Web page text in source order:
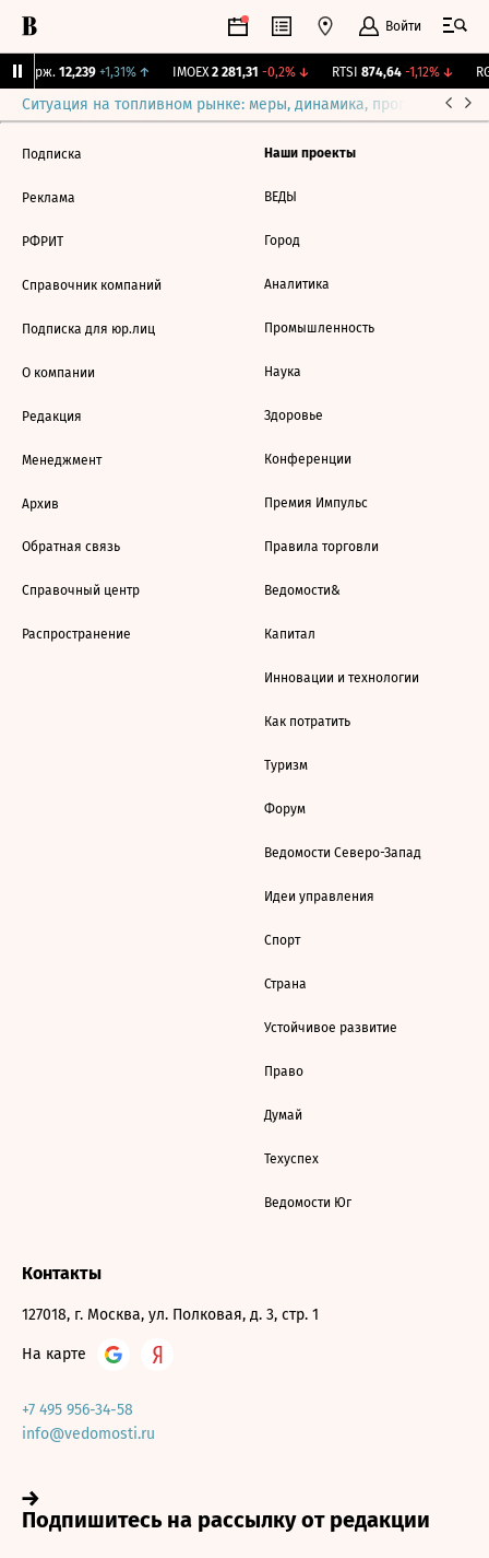
Войти
Бирж. 12,239 +1,31%↑ IMOEX 2 281,31 -0,2%↓ RTSI 874,64 -1,12%↓
Ситуация на топливном рынке: меры, динамика, прогнозы
Подписка
Реклама
РФРИТ
Справочник компаний
Подписка для юр.лиц
О компании
Редакция
Менеджмент
Архив
Обратная связь
Справочный центр
Распространение
Наши проекты
ВЕДЫ
Город
Аналитика
Промышленность
Наука
Здоровье
Конференции
Премия Импульс
Правила торговли
Ведомости&
Капитал
Инновации и технологии
Как потратить
Туризм
Форум
Ведомости Северо-Запад
Идеи управления
Спорт
Страна
Устойчивое развитие
Право
Думай
Техуспех
Ведомости Юг
Контакты
127018, г. Москва, ул. Полковая, д. 3, стр. 1
На карте
+7 495 956-34-58
info@vedomosti.ru